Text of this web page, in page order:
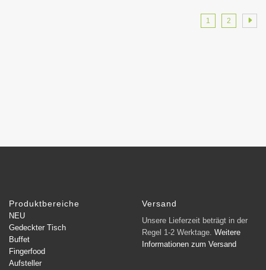
1 2
Produktbereiche
NEU
Gedeckter Tisch
Buffet
Fingerfood
Aufsteller
Versand
Unsere Lieferzeit beträgt in der
Regel 1-2 Werktage. Weitere
Informationen zum Versand